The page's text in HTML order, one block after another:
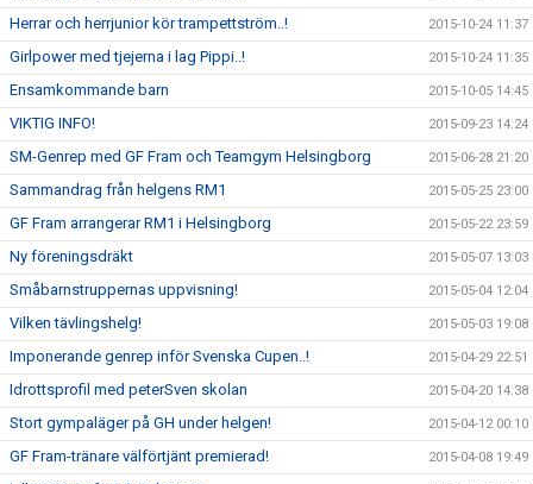
Herrar och herrjunior kör trampettström..! 2015-10-24 11:37
Girlpower med tjejerna i lag Pippi..! 2015-10-24 11:35
Ensamkommande barn 2015-10-05 14:45
VIKTIG INFO! 2015-09-23 14:24
SM-Genrep med GF Fram och Teamgym Helsingborg 2015-06-28 21:20
Sammandrag från helgens RM1 2015-05-25 23:00
GF Fram arrangerar RM1 i Helsingborg 2015-05-22 23:59
Ny föreningsdräkt 2015-05-07 13:03
Småbarnstruppernas uppvisning! 2015-05-04 12:04
Vilken tävlingshelg! 2015-05-03 19:08
Imponerande genrep inför Svenska Cupen..! 2015-04-29 22:51
Idrottsprofil med peterSven skolan 2015-04-20 14:38
Stort gympaläger på GH under helgen! 2015-04-12 00:10
GF Fram-tränare välförtjänt premierad! 2015-04-08 19:49